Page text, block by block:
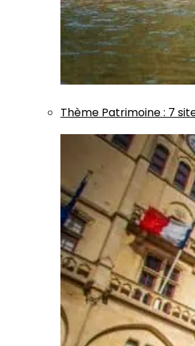
Thème Patrimoine: 7